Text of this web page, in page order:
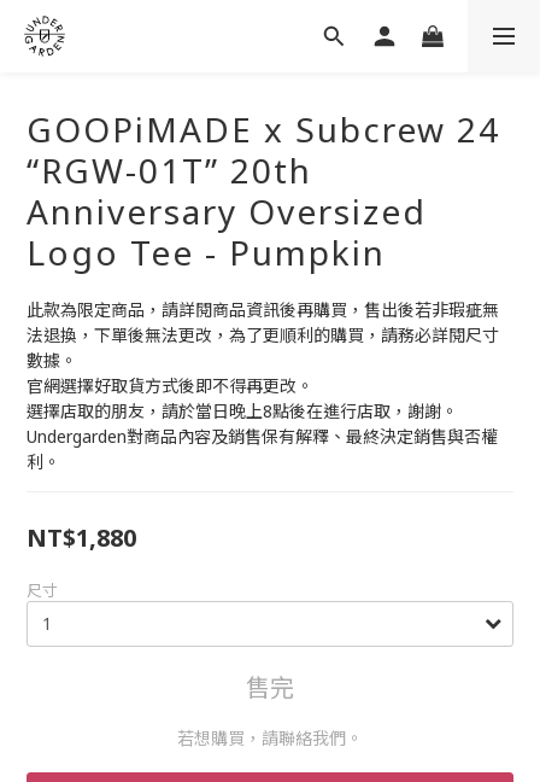
GOOPiMADE x Subcrew 24
“RGW-01T” 20th
Anniversary Oversized
Logo Tee - Pumpkin
此款為限定商品，請詳閱商品資訊後再購買，售出後若非瑕疵無
法退換，下單後無法更改，為了更順利的購買，請務必詳閱尺寸
數據。
官網選擇好取貨方式後即不得再更改。
選擇店取的朋友，請於當日晚上8點後在進行店取，謝謝。
Undergarden對商品內容及銷售保有解釋、最終決定銷售與否權
利。
NT$1,880
尺寸
售完
若想購買，請聯絡我們。